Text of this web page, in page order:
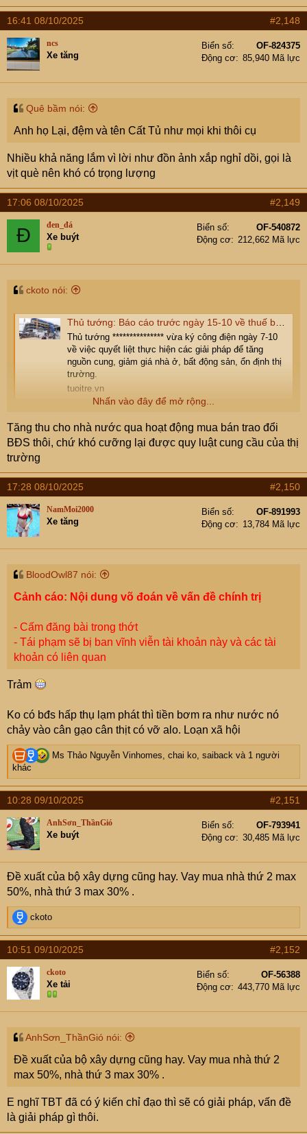
16:41 08/10/2025 #2,148
ncs
Xe tăng
Biển số
OF-824375
Động cơ
85,940 Mã lực
Quê bầm nói:
Anh họ Lại, đệm và tên Cất Tủ như mọi khi thôi cụ
Nhiều khả năng lắm vì lời như đồn ảnh xắp nghỉ dồi, gọi là
vịt què nên khó có trọng lượng
17:06 08/10/2025 #2,149
Đ đen_đá
Xe buýt
Biển số
OF-540872
Động cơ
212,662 Mã lực
ckoto nói:
Thủ tướng: Báo cáo trước ngày 15-10 về thuế bất động sản, có giải pháp giảm giá nhà
Thủ tướng *************** vừa ký công điện ngày 7-10
về việc quyết liệt thực hiện các giải pháp để tăng
nguồn cung, giảm giá nhà ở, bất động sản, ổn định thị
trường.
tuoitre.vn
Nhấn vào đây để mở rộng...
Tăng thu cho nhà nước qua hoạt động mua bán trao đổi
BĐS thôi, chứ khó cưỡng lại được quy luật cung cầu của thị
trường
17:28 08/10/2025 #2,150
NamMoi2000
Xe tăng
Biển số
OF-891993
Động cơ
13,784 Mã lực
BloodOwl87 nói:
Cảnh cáo: Nội dung võ đoán về vấn đề chính trị
- Cấm đăng bài trong thớt
- Tái phạm sẽ bị ban vĩnh viễn tài khoản này và các tài
khoản có liên quan
Trảm
Ko có bđs hấp thụ lạm phát thì tiền bơm ra như nước nó
chảy vào cân gạo cân thịt có vỡ alo. Loạn xã hội
R
a
c
t
o
n
:
Ms Thảo Nguyễn Vinhomes chai ko saiback và 1 người
khác
10:28 09/10/2025 #2,151
AnhSơn_ThầnGió
Xe buýt
Biển số
OF-793941
Động cơ
30,485 Mã lực
Đề xuất của bộ xây dựng cũng hay. Vay mua nhà thứ 2 max
50%, nhà thứ 3 max 30% .
R
e
a
c
t
i
o
n
s
ckoto
10:51 09/10/2025 #2,152
ckoto
Xe tải
Biển số
OF-56388
Động cơ
443,770 Mã lực
AnhSơn_ThầnGió nói:
Đề xuất của bộ xây dựng cũng hay. Vay mua nhà thứ 2
max 50%, nhà thứ 3 max 30% .
E nghĩ TBT đã có ý kiến chỉ đạo thì sẽ có giải pháp, vấn đề
là giải pháp gì thôi.